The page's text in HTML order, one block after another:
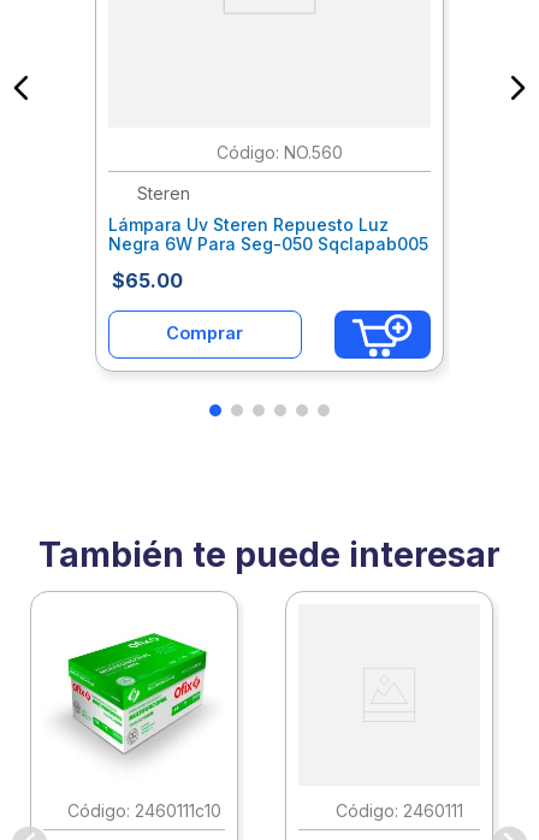
: NO.560
Steren
Lámpara Uv Steren Repuesto Luz
Negra 6W Para Seg-050 Sqclapab005
$65.00
Comprar
También te puede interesar
: 2460111c10
: 2460111